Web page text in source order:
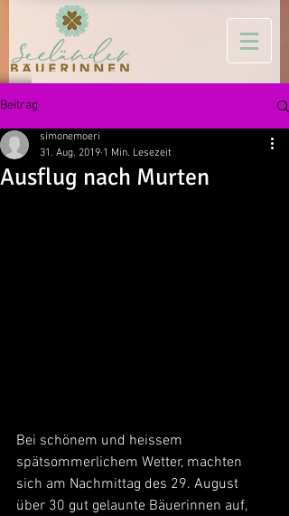
Beitrag
Ausflug nach Murten
simonemoeri
31. Aug. 2019 1 Min. Lesezeit
Bei schönem und heissem
spätsommerlichem Wetter, machten
sich am Nachmittag des 29. August
über 30 gut gelaunte Bäuerinnen auf,